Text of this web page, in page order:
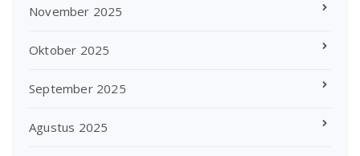
November 2025
Oktober 2025
September 2025
Agustus 2025